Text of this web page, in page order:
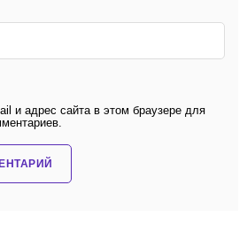
и адрес сайта в этом браузере для